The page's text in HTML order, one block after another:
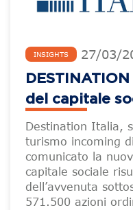
INSIGHTS 27/03/
del capitale
Destination Italia,
turismo incoming
comunicato la
capitale sociale
dell’avvenuta
571.500 azioni